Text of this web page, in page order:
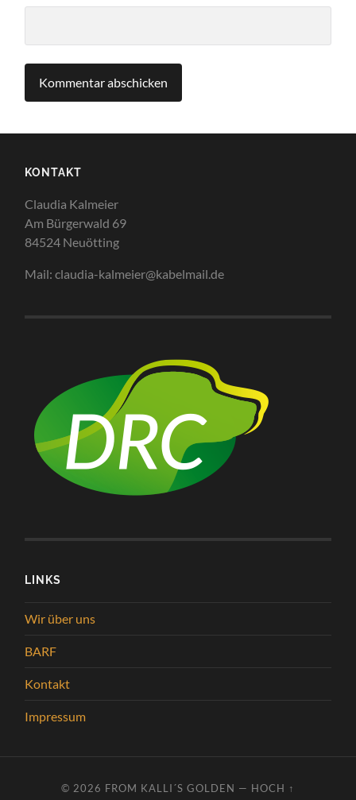
KONTAKT
Claudia Kalmeier
Am Bürgerwald 69
84524 Neuötting
Mail: claudia-kalmeier@kabelmail.de
LINKS
Wir über uns
BARF
Kontakt
Impressum
© 2026 FROM KALLI´S GOLDEN — HOCH ↑